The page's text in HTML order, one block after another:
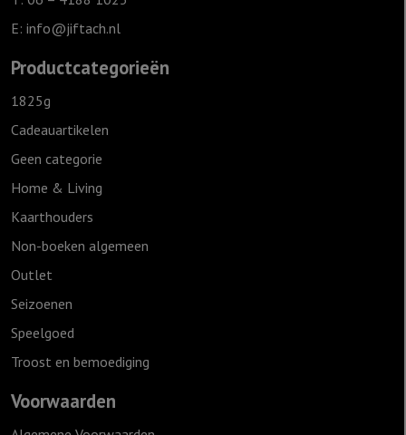
E: info@jiftach.nl
Productcategorieën
1825g
Cadeauartikelen
Geen categorie
Home & Living
Kaarthouders
Non-boeken algemeen
Outlet
Seizoenen
Speelgoed
Troost en bemoediging
Voorwaarden